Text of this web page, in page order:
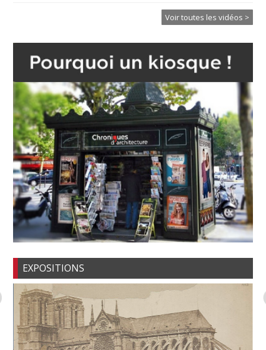
Voir toutes les vidéos >
EXPOSITIONS